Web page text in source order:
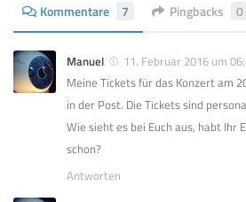
Kommentare 7 Pingbacks 0
Manuel
11. Februar 2016 um
Meine Tickets für das Konzert am
in der Post. Die Tickets sind
Wie sieht es bei Euch aus, habt Ihr
schon?
Antworten